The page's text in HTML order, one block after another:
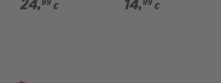
24,99 €
LEDs
14,99 €